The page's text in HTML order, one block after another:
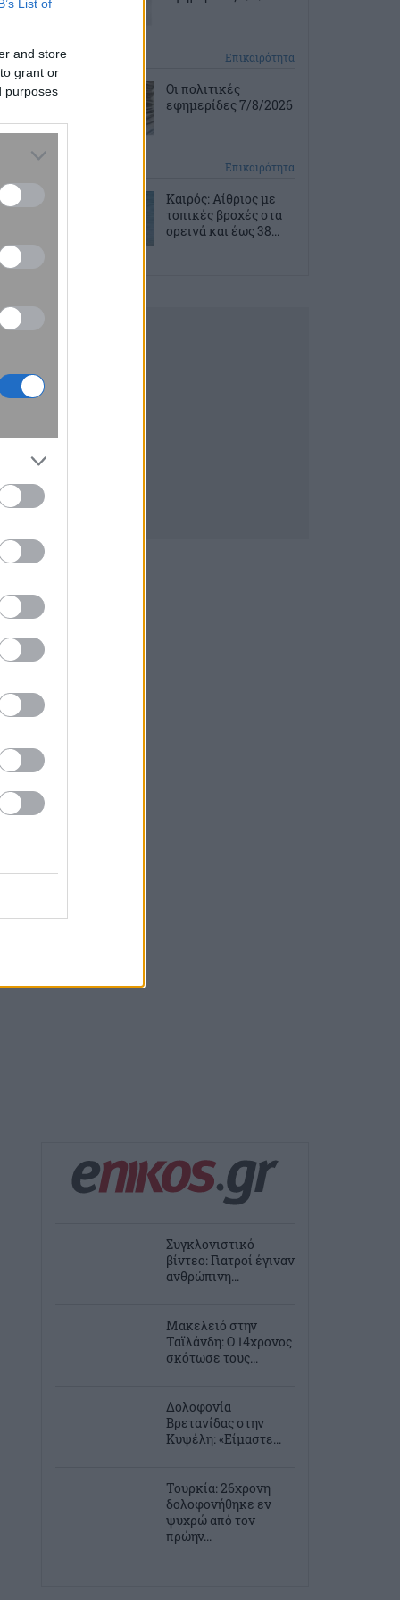
List of
and store
grant or
purposes
2 ώρες πριν Επικαιρότητα
Οι πολιτικές
εφημερίδες 7/8/2026
Επικαιρότητα
Καιρός: Αίθριος με
τοπικές βροχές στα
ορεινά και έως 38...
Συγκλονιστικό
βίντεο: Γιατροί έγιναν
ανθρώπινη...
Μακελειό στην
Ταϊλάνδη: Ο 14χρονος
σκότωσε τους...
Δολοφονία
Βρετανίδας στην
Κυψέλη: «Είμαστε...
Τουρκία: 26χρονη
δολοφονήθηκε εν
ψυχρώ από τον
πρώην...